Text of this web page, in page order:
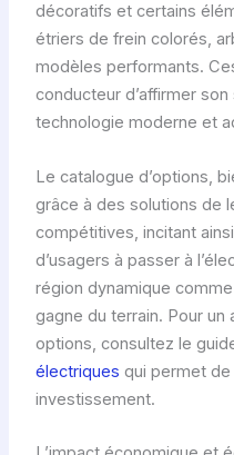
décoratifs et certains
étriers de frein colorés,
modèles performants.
conducteur d’affirmer
technologie moderne et
Le catalogue d’options,
grâce à des solutions de
compétitives, incitant
d’usagers à passer à
région dynamique
gagne du terrain. Pour
options, consultez le
électriques qui permet de
investissement.